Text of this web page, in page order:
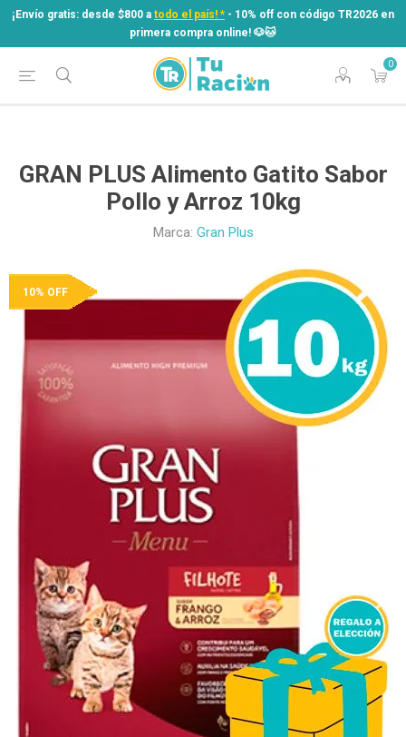
¡Envío gratis: desde $800 a todo el país! * - 10% off con código TR2026 en
primera compra online! ​🐶​🐱
0
¡Envío gratis: desde $800 atodo el país! *
- 10% off con código TR2026 en
primera compra online! ​🐶​🐱
GRAN PLUS Alimento Gatito Sabor
Pollo y Arroz 10kg
Marca: Gran Plus
10% OFF